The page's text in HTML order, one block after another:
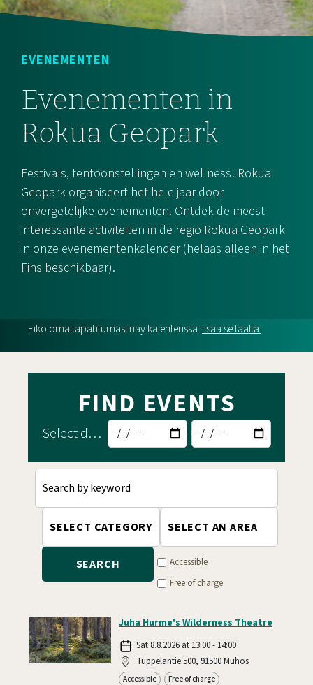
EVENEMENTEN
Evenementen in
Rokua Geopark
Festivals, tentoonstellingen en wellness! Rokua
Geopark organiseert het hele jaar door
onvergetelijke evenementen. Ontdek de meest
interessante activiteiten in de regio Rokua Geopark
in onze evenementenkalender (helaas alleen in het
Fins beschikbaar).
Eikö oma tapahtumasi näy kalenterissa: lisää se täältä.
FIND EVENTS
Select dates -
SEARCH
Accessible
Free of charge
Juha Hurme's Wilderness Theatre
Sat 8.8.2026 at 13:00 - 14:00
Tuppelantie 500, 91500 Muhos
Accessible Free of charge